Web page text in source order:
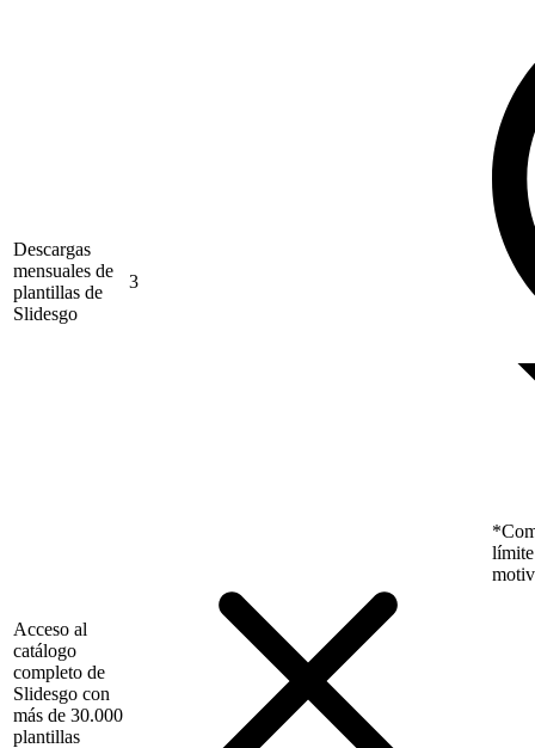
Descargas
mensuales de
plantillas de
Slidesgo
3
límite
Acceso al
catálogo
completo de
Slidesgo con
más de 30.000
plantillas